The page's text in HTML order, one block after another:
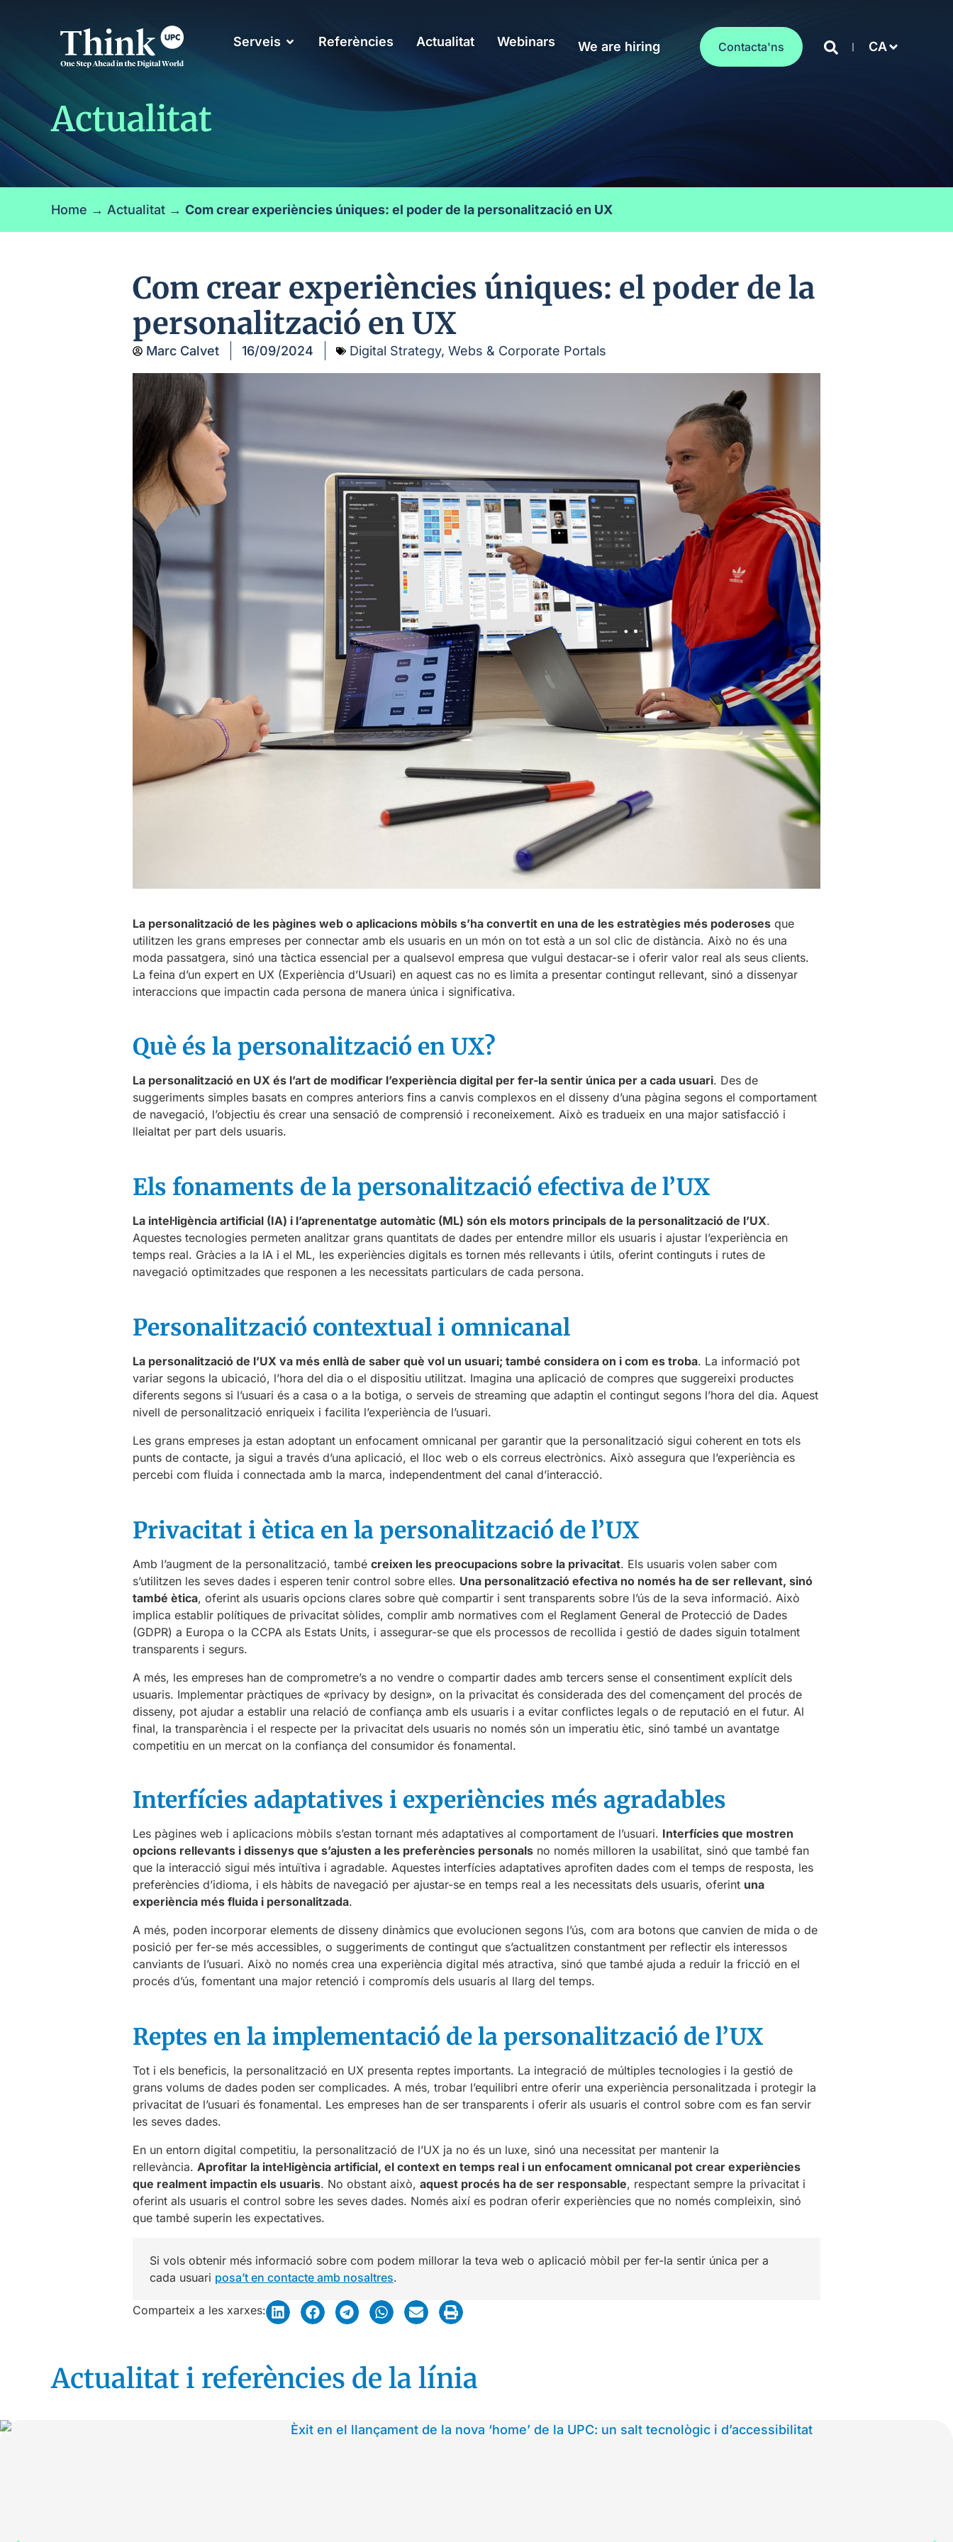
Serveis Referències Actualitat Webinars We are hiring Contacta'ns CA
Actualitat
Home → Actualitat → Com crear experiències úniques: el poder de la personalització en UX
Com crear experiències úniques: el poder de la
personalització en UX
Marc Calvet 16/09/2024 Digital Strategy, Webs & Corporate Portals
La personalització de les pàgines web o aplicacions mòbils s’ha convertit en una de les estratègies més poderoses que
utilitzen les grans empreses per connectar amb els usuaris en un món on tot està a un sol clic de distància. Això no és una
moda passatgera, sinó una tàctica essencial per a qualsevol empresa que vulgui destacar-se i oferir valor real als seus clients.
La feina d’un expert en UX (Experiència d’Usuari) en aquest cas no es limita a presentar contingut rellevant, sinó a dissenyar
interaccions que impactin cada persona de manera única i significativa.
Què és la personalització en UX?
La personalització en UX és l’art de modificar l’experiència digital per fer-la sentir única per a cada usuari. Des de
suggeriments simples basats en compres anteriors fins a canvis complexos en el disseny d’una pàgina segons el comportament
de navegació, l’objectiu és crear una sensació de comprensió i reconeixement. Això es tradueix en una major satisfacció i
lleialtat per part dels usuaris.
Els fonaments de la personalització efectiva de l’UX
La intel·ligència artificial (IA) i l’aprenentatge automàtic (ML) són els motors principals de la personalització de l’UX.
Aquestes tecnologies permeten analitzar grans quantitats de dades per entendre millor els usuaris i ajustar l’experiència en
temps real. Gràcies a la IA i el ML, les experiències digitals es tornen més rellevants i útils, oferint continguts i rutes de
navegació optimitzades que responen a les necessitats particulars de cada persona.
Personalització contextual i omnicanal
La personalització de l’UX va més enllà de saber què vol un usuari; també considera on i com es troba. La informació pot
variar segons la ubicació, l’hora del dia o el dispositiu utilitzat. Imagina una aplicació de compres que suggereixi productes
diferents segons si l’usuari és a casa o a la botiga, o serveis de streaming que adaptin el contingut segons l’hora del dia. Aquest
nivell de personalització enriqueix i facilita l’experiència de l’usuari.
Les grans empreses ja estan adoptant un enfocament omnicanal per garantir que la personalització sigui coherent en tots els
punts de contacte, ja sigui a través d’una aplicació, el lloc web o els correus electrònics. Això assegura que l’experiència es
percebi com fluida i connectada amb la marca, independentment del canal d’interacció.
Privacitat i ètica en la personalització de l’UX
Amb l’augment de la personalització, també creixen les preocupacions sobre la privacitat. Els usuaris volen saber com
s’utilitzen les seves dades i esperen tenir control sobre elles. Una personalització efectiva no només ha de ser rellevant, sinó
també ètica, oferint als usuaris opcions clares sobre què compartir i sent transparents sobre l’ús de la seva informació. Això
implica establir polítiques de privacitat sòlides, complir amb normatives com el Reglament General de Protecció de Dades
(GDPR) a Europa o la CCPA als Estats Units, i assegurar-se que els processos de recollida i gestió de dades siguin totalment
transparents i segurs.
A més, les empreses han de comprometre’s a no vendre o compartir dades amb tercers sense el consentiment explícit dels
usuaris. Implementar pràctiques de «privacy by design», on la privacitat és considerada des del començament del procés de
disseny, pot ajudar a establir una relació de confiança amb els usuaris i a evitar conflictes legals o de reputació en el futur. Al
final, la transparència i el respecte per la privacitat dels usuaris no només són un imperatiu ètic, sinó també un avantatge
competitiu en un mercat on la confiança del consumidor és fonamental.
Interfícies adaptatives i experiències més agradables
Les pàgines web i aplicacions mòbils s’estan tornant més adaptatives al comportament de l’usuari. Interfícies que mostren
opcions rellevants i dissenys que s’ajusten a les preferències personals no només milloren la usabilitat, sinó que també fan
que la interacció sigui més intuïtiva i agradable. Aquestes interfícies adaptatives aprofiten dades com el temps de resposta, les
preferències d’idioma, i els hàbits de navegació per ajustar-se en temps real a les necessitats dels usuaris, oferint una
experiència més fluida i personalitzada.
A més, poden incorporar elements de disseny dinàmics que evolucionen segons l’ús, com ara botons que canvien de mida o de
posició per fer-se més accessibles, o suggeriments de contingut que s’actualitzen constantment per reflectir els interessos
canviants de l’usuari. Això no només crea una experiència digital més atractiva, sinó que també ajuda a reduir la fricció en el
procés d’ús, fomentant una major retenció i compromís dels usuaris al llarg del temps.
Reptes en la implementació de la personalització de l’UX
Tot i els beneficis, la personalització en UX presenta reptes importants. La integració de múltiples tecnologies i la gestió de
grans volums de dades poden ser complicades. A més, trobar l’equilibri entre oferir una experiència personalitzada i protegir la
privacitat de l’usuari és fonamental. Les empreses han de ser transparents i oferir als usuaris el control sobre com es fan servir
les seves dades.
En un entorn digital competitiu, la personalització de l’UX ja no és un luxe, sinó una necessitat per mantenir la
rellevància. Aprofitar la intel·ligència artificial, el context en temps real i un enfocament omnicanal pot crear experiències
que realment impactin els usuaris. No obstant això, aquest procés ha de ser responsable, respectant sempre la privacitat i
oferint als usuaris el control sobre les seves dades. Només així es podran oferir experiències que no només compleixin, sinó
que també superin les expectatives.
Si vols obtenir més informació sobre com podem millorar la teva web o aplicació mòbil per fer-la sentir única per a
cada usuari posa’t en contacte amb nosaltres.
Comparteix a les xarxes:
Actualitat i referències de la línia